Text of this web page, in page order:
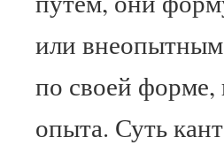
или
по своей форме,
опыта. Суть